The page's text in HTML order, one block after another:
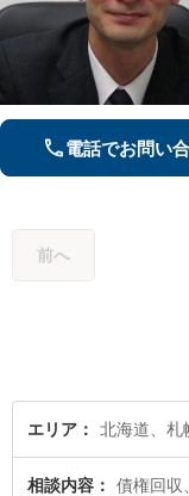
電話でお問い
前へ
エリア
相談内容 債権回収